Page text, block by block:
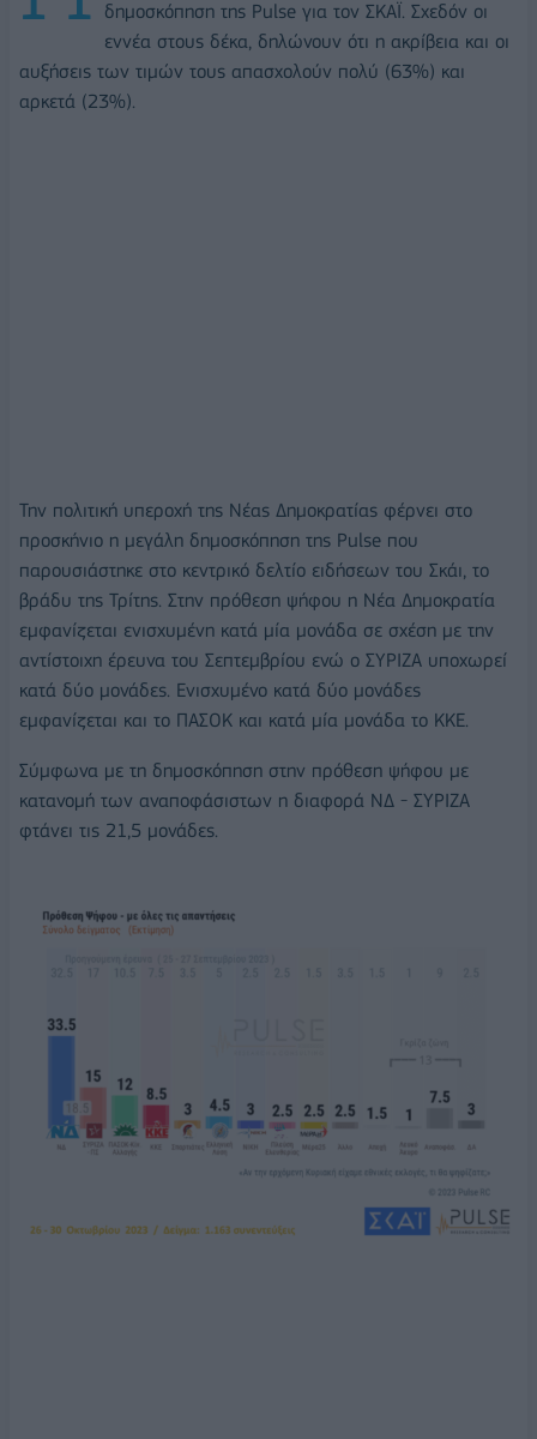
δημοσκόπηση της Pulse για τον ΣΚΑΪ. Σχεδόν οι
εννέα στους δέκα, δηλώνουν ότι η ακρίβεια και οι
αυξήσεις των τιμών τους απασχολούν πολύ (63%) και
αρκετά (23%).
Την πολιτική υπεροχή της Νέας Δημοκρατίας φέρνει στο
προσκήνιο η μεγάλη δημοσκόπηση της Pulse που
παρουσιάστηκε στο κεντρικό δελτίο ειδήσεων του Σκάι, το
βράδυ της Τρίτης. Στην πρόθεση ψήφου η Νέα Δημοκρατία
εμφανίζεται ενισχυμένη κατά μία μονάδα σε σχέση με την
αντίστοιχη έρευνα του Σεπτεμβρίου ενώ ο ΣΥΡΙΖΑ υποχωρεί
κατά δύο μονάδες. Ενισχυμένο κατά δύο μονάδες
εμφανίζεται και το ΠΑΣΟΚ και κατά μία μονάδα το ΚΚΕ.
Σύμφωνα με τη δημοσκόπηση στην πρόθεση ψήφου με
κατανομή των αναποφάσιστων η διαφορά ΝΔ - ΣΥΡΙΖΑ
φτάνει τις 21,5 μονάδες.